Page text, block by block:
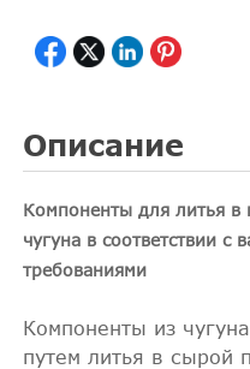
Описание
Компоненты для литья в
чугуна в соответствии
требованиями
Компоненты из
путем литья в сырой